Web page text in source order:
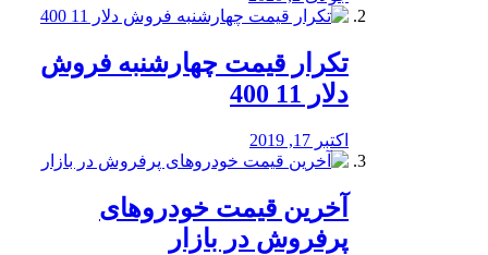
تکرار قیمت چهارشنبه فروش
دلار 11 400
اکتبر 17, 2019
آخرین قیمت خودرو‌های
پرفروش در بازار